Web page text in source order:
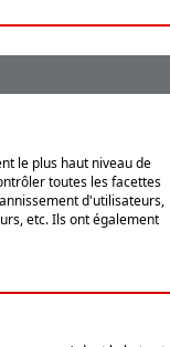
le plus haut niveau de
toutes les facettes
d'utilisateurs,
etc. Ils ont également